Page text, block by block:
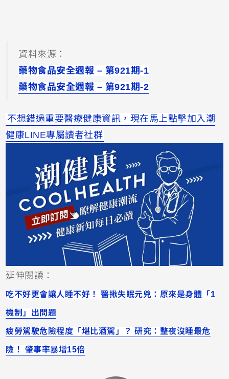
資料來源：
藥物食品安全週報 – 第921期-1
藥物食品安全週報 – 第921期-2
不想錯過重要醫療健康資訊，現在馬上點擊加入潮
健康LINE專屬讀者社群
延伸閱讀：
吃不好更會讓人睡不好！ 醫揪失眠元兇：原來是身體「1
機制」出問題
疲勞駕駛危險程度「堪比酒駕」？ 研究：整夜沒睡最危
險！ 肇事率暴增15倍